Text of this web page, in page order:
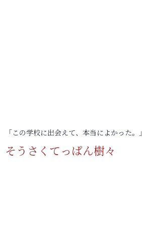
「この学校に出会えて、本当によかった。」
そうさくてっぱん樹々